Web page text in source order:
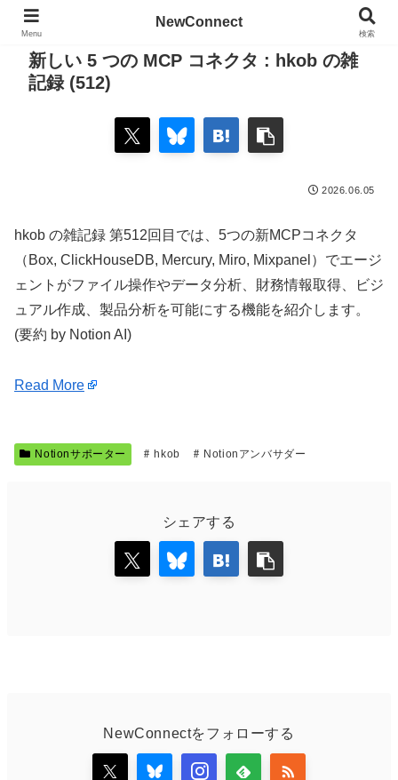
新しい 5 つの MCP コネクタ : hkob の雑
記録 (512)
2026.06.05
hkob の雑記録 第512回目では、5つの新MCPコネクタ
（Box, ClickHouseDB, Mercury, Miro, Mixpanel）でエージ
ェントがファイル操作やデータ分析、財務情報取得、ビジ
ュアル作成、製品分析を可能にする機能を紹介します。
(要約 by Notion AI)
Read More
Notionサポーター hkob Notionアンバサダー
シェアする
NewConnectをフォローする
Menu
NewConnect
検索